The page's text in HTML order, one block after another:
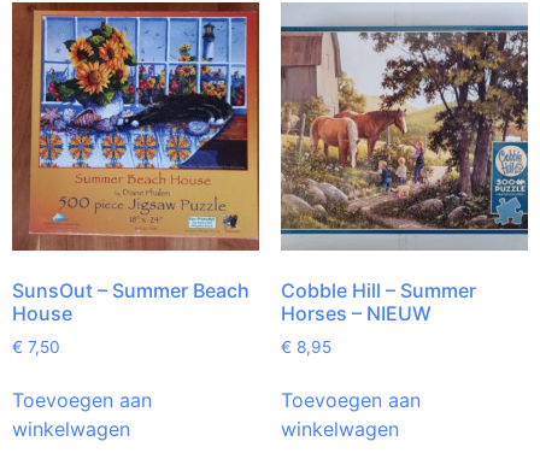
SunsOut – Summer Beach
House
€ 7,50
Toevoegen aan
winkelwagen
Cobble Hill – Summer
Horses – NIEUW
€ 8,95
Toevoegen aan
winkelwagen